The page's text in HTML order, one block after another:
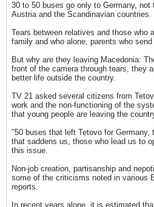
30 to 50 buses go only to Germany,
Austria and the Scandinavian countries.
Tears between relatives and those who
family and who alone, parents who
But why are they leaving Macedonia:
front of the camera through tears, they
better life outside the country.
TV 21 asked several citizens from
work and the non-functioning of the
that young people are leaving the
"50 buses that left Tetovo for
that saddens us, those who lead us to
this issue.
Non-job creation, partisanship and
some of the criticisms noted in various
reports.
In recent years alone, it is estimated